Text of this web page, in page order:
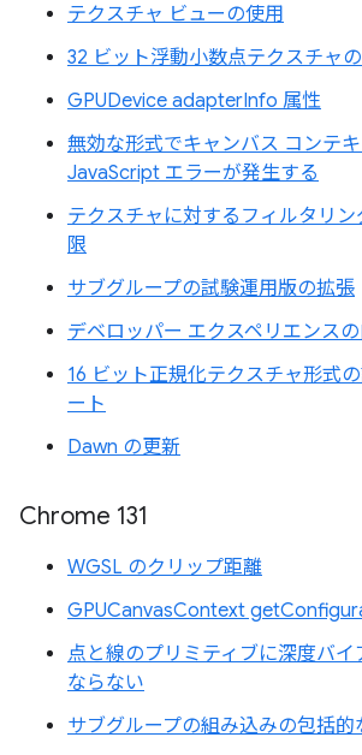
テクスチャ ビューの使用
32 ビット浮動小数点テクスチャ
GPUDevice adapterInfo 属性
無効な形式でキャンバス コンテ
JavaScript エラーが発生する
テクスチャに対するフィルタリン
限
サブグループの試験運用版の拡張
デベロッパー エクスペリエンス
16 ビット正規化テクスチャ形式
ート
Dawn の更新
Chrome 131
WGSL のクリップ距離
GPUCanvasContext
点と線のプリミティブに深度バ
ならない
サブグループの組み込みの包括